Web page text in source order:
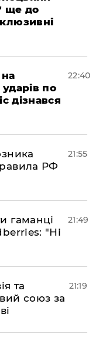
ще до
по
дізнався
22:40
РФ
21:55
гаманці
"Ні
21:49
та
союз за
21:19